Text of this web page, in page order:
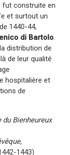
fut construite en
et surtout un
1440-44,
di Bartolo.
distribution de
de leur qualité
hospitalière et
de
du Bienheureux
1443)